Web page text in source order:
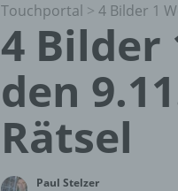
Touchportal > 4 Bilder 1
4 Bilder
den
Rätsel
Paul Stelzer